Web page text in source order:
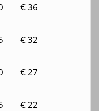
€ 36
€ 32
€ 27
€ 22